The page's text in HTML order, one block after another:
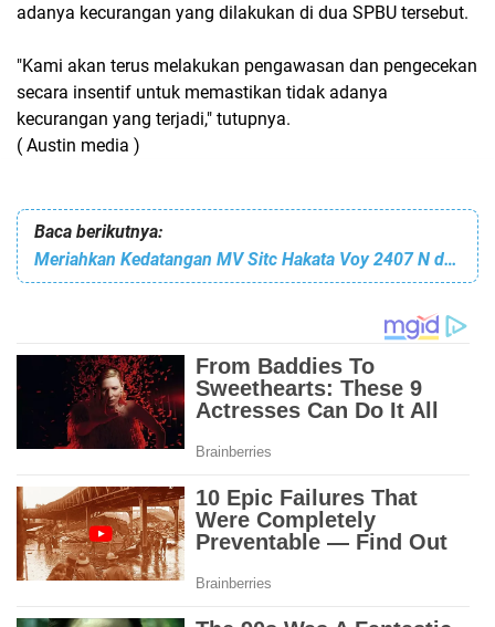
adanya kecurangan yang dilakukan di dua SPBU tersebut.
"Kami akan terus melakukan pengawasan dan pengecekan
secara insentif untuk memastikan tidak adanya
kecurangan yang terjadi," tutupnya.
( Austin media )
Baca berikutnya:
Meriahkan Kedatangan MV Sitc Hakata Voy 2407 N dalam Perjalanan Perdana Pelabuhan Batu Ampar.